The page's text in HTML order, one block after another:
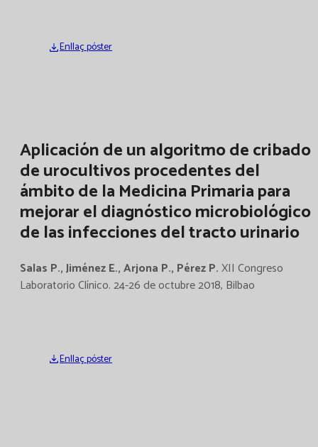
Enllaç póster
Aplicación de un algoritmo de cribado
de urocultivos procedentes del
ámbito de la Medicina Primaria para
mejorar el diagnóstico microbiológico
de las infecciones del tracto urinario
Salas P., Jiménez E., Arjona P., Pérez P.XII Congreso
Laboratorio Clínico. 24-26 de octubre 2018, Bilbao
Enllaç póster